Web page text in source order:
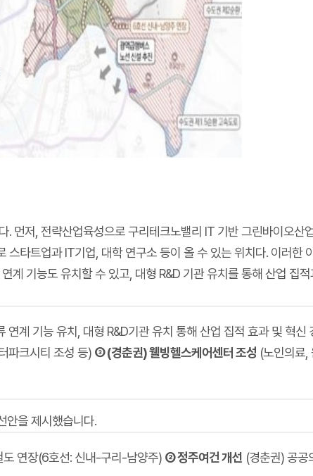
저, 전략산업육성으로 구리테크노밸리 IT 기반 그린바이오산
타트업과 IT기업, 대학 연구소 등이 올 수 있는 위치다. 이러한
기능도 유치할 수 있고, 대형 R&D 기관 유치를 통해 산업 집
연계 기능 유치, 대형 R&D기관 유치 통해 산업 집적 효과 및 혁신
파크시티 조성 등) ③ (경춘권) 웰빙헬스케어센터 조성 (노인의료,
안을 제시했습니다.
연장(6호선: 신내-구리-남양주) ② 정주여건 개선 (경춘권) 공공